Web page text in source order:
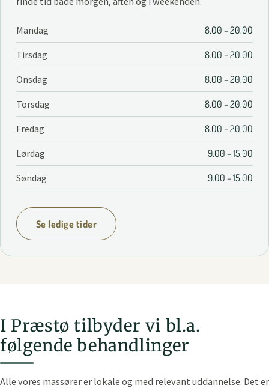
Mandag 8.00 – 20.00
Tirsdag 8.00 – 20.00
Onsdag 8.00 – 20.00
Torsdag 8.00 – 20.00
Fredag 8.00 – 20.00
Lørdag 9.00 – 15.00
Søndag 9.00 – 15.00
Se ledige tider
I Præstø tilbyder vi bl.a.
følgende behandlinger
Alle vores massører er lokale og med relevant uddannelse. Det er